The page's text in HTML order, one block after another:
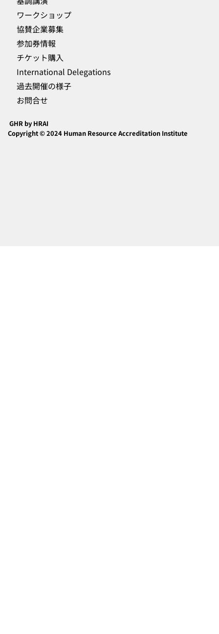
ワークショップ
協賛企業募集
参加券情報
チケット購入
International Delegations
過去開催の様子
お問合せ
GHR by HRAI
Copyright © 2024 Human Resource Accreditation Institute